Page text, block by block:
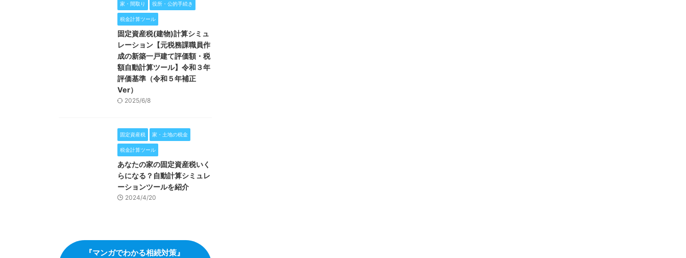
家・間取り 役所・公的手続き
税金計算ツール
固定資産税(建物)計算シミュ
レーション【元税務課職員作
成の新築一戸建て評価額・税
額自動計算ツール】令和３年
評価基準（令和５年補正
Ver）
2025/6/8
固定資産税 家・土地の税金
税金計算ツール
あなたの家の固定資産税いく
らになる？自動計算シミュレ
ーションツールを紹介
2024/4/20
『マンガでわかる相続対策』